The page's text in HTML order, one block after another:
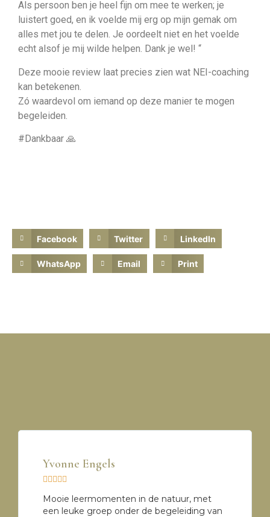
Als persoon ben je heel fijn om mee te werken; je
luistert goed, en ik voelde mij erg op mijn gemak om
alles met jou te delen. Je oordeelt niet en het voelde
echt alsof je mij wilde helpen. Dank je wel! “
Deze mooie review laat precies zien wat NEI-coaching
kan betekenen.
Zó waardevol om iemand op deze manier te mogen
begeleiden.
#Dankbaar 🙏
Facebook Twitter LinkedIn
WhatsApp Email Print
Yvonne Engels
    
Mooie leermomenten in de natuur, met
een leuke groep onder de begeleiding van